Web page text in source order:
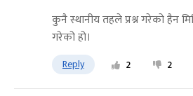
कुनै स्थानीय तहले प्रश्न गरेको हैन
गरेको हो।
Reply 2 2